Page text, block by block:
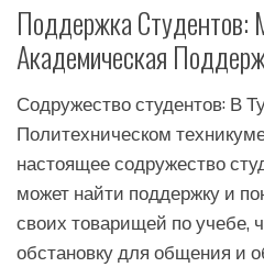
Поддержка Студентов:
Академическая
Содружество студентов: В
Политехническом
настоящее содружество
может найти поддержку и
своих товарищей по учебе,
обстановку для общения и